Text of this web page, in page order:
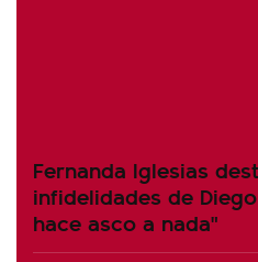
Fernanda Iglesias
infidelidades de
hace asco a nada"